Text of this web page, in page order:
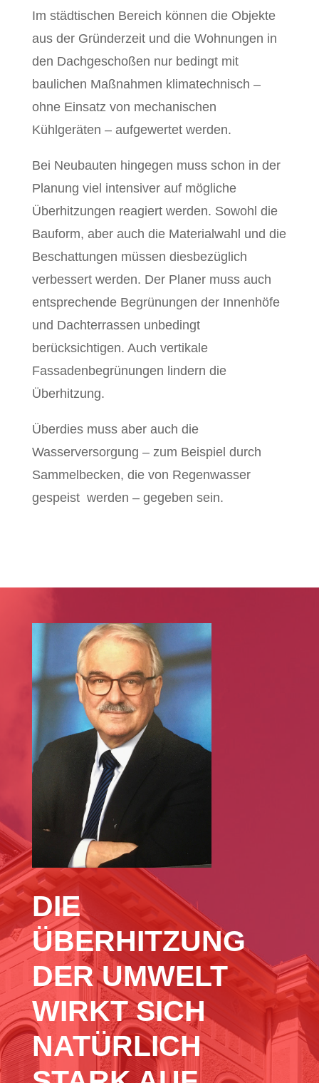
Im städtischen Bereich können die Objekte
aus der Gründerzeit und die Wohnungen in
den Dachgeschoßen nur bedingt mit
baulichen Maßnahmen klimatechnisch –
ohne Einsatz von mechanischen
Kühlgeräten – aufgewertet werden.
Bei Neubauten hingegen muss schon in der
Planung viel intensiver auf mögliche
Überhitzungen reagiert werden. Sowohl die
Bauform, aber auch die Materialwahl und die
Beschattungen müssen diesbezüglich
verbessert werden. Der Planer muss auch
entsprechende Begrünungen der Innenhöfe
und Dachterrassen unbedingt
berücksichtigen. Auch vertikale
Fassadenbegrünungen lindern die
Überhitzung.
Überdies muss aber auch die
Wasserversorgung – zum Beispiel durch
Sammelbecken, die von Regenwasser
gespeist werden – gegeben sein.
DIE
ÜBERHITZUNG
DER UMWELT
WIRKT SICH
NATÜRLICH